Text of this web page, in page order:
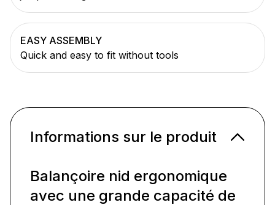
EASY ASSEMBLY
Quick and easy to fit without tools
Informations sur le produit
Balançoire nid ergonomique
avec une grande capacité de